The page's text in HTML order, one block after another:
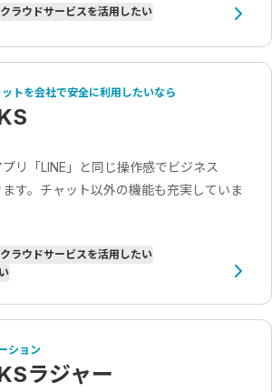
クラウドサービスを活用したい
トを会社で安全に利用したいなら
リ「LINE」と同じ操作感でビジネス
す。チャット以外の機能も充実していま
クラウドサービスを活用したい
ション
ラジャー